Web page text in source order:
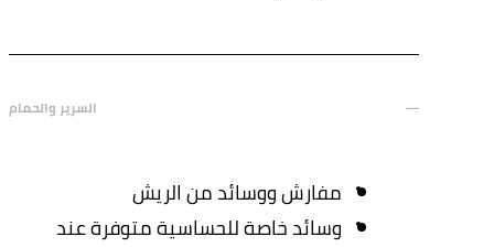
السرير والحمام
مفارش ووسائد من الريش
وسائد خاصة للحساسية متوفرة عند